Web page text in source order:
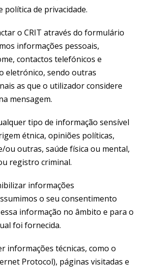
de privacidade.
o CRIT através do formulário
informações pessoais,
contactos telefónicos e
eletrónico, sendo outras
as que o utilizador considere
mensagem.
tipo de informação sensível
étnica, opiniões políticas,
ou outras, saúde física ou mental,
registro criminal.
informações
o seu consentimento
informação no âmbito e para o
foi fornecida.
informações técnicas, como o
Protocol), páginas visitadas e